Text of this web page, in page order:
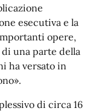
esecutiva e la
opere,
una parte della
ha versato in
di circa 16